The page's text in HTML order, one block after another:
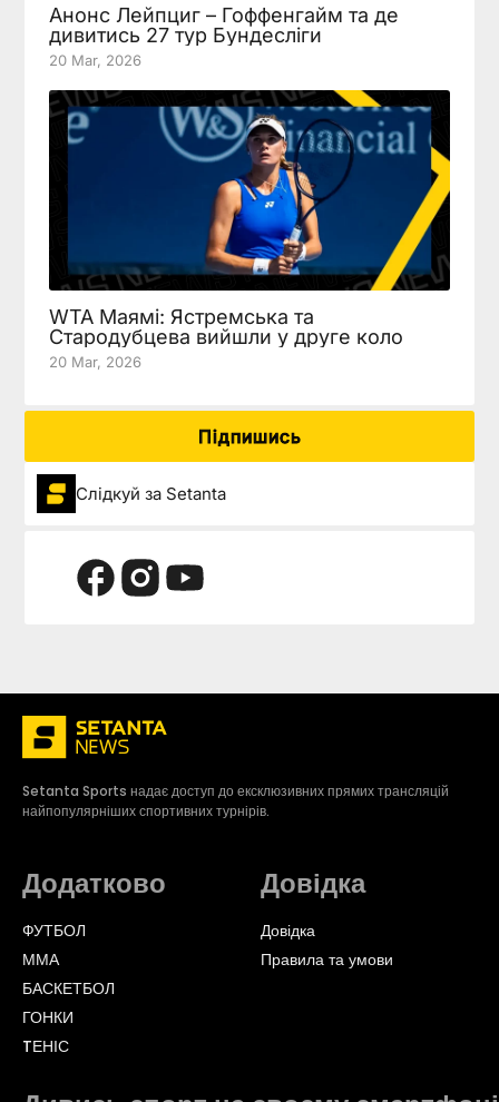
Анонс Лейпциг – Гоффенгайм та де
дивитись 27 тур Бундесліги
20 Mar, 2026
WTA Маямі: Ястремська та
Стародубцева вийшли у друге коло
20 Mar, 2026
Підпишись
Слідкуй за Setanta
Setanta Sports надає доступ до ексклюзивних прямих трансляцій
найпопулярніших спортивних турнірів.
Додатково
ФУТБОЛ
ММА
БАСКЕТБОЛ
ГОНКИ
TЕНІС
Довідка
Довідка
Правила та умови